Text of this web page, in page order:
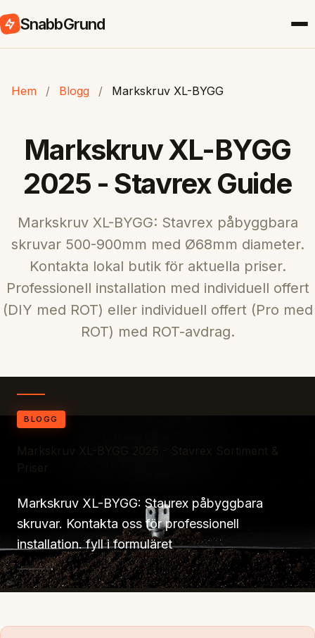
SnabbGrund
Hem / Blogg / Markskruv XL-BYGG
Markskruv XL-BYGG
2025 - Stavrex Guide
Markskruv XL-BYGG: Stavrex påbyggbara
skruvar 500-900mm med Ø68mm diameter.
Kontakta lokal butik för aktuella priser.
Professionell installation med individuell offert
(DIY med ROT) eller individuell offert (Pro med
ROT) med ROT-avdrag.
BLOGG
Markskruv XL-BYGG 2026 - Stavrex Sortiment &
Priser
Markskruv XL-BYGG: Staurex påbyggbara
skruvar. Kontakta oss för professionell
installation. fyll i formuläret